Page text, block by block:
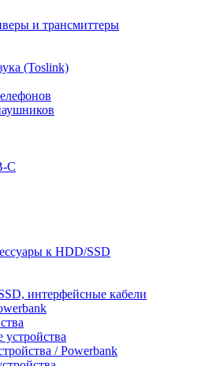
и трансмиттеры
(Toslink)
C
к HDD/SSD
интерфейсные кабели
/ Powerbank